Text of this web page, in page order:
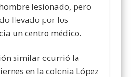
lesionado, pero
llevado por los
un centro médico.
similar ocurrió la
en la colonia López